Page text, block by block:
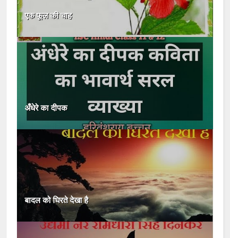
एक फूल की चाह
अँधेरे का दीपक
बादल को घिरते देखा है